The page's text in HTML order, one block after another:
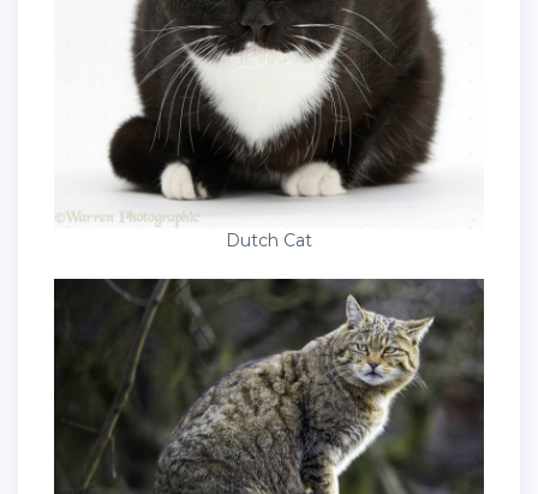
Dutch Cat